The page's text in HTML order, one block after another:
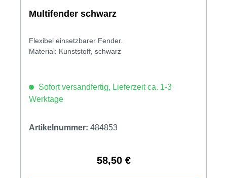
Multifender schwarz
Flexibel einsetzbarer Fender.
Material: Kunststoff, schwarz
Sofort versandfertig, Lieferzeit ca. 1-3
Werktage
Artikelnummer: 484853
Regulärer Preis:
58,50 €